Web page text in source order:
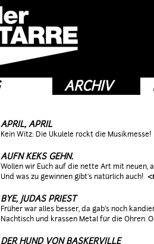
ARCHIV
APRIL, APRIL
Kein Witz: Die Ukulele rockt die Musikmesse!
AUFN KEKS GEHN.
Wollen wir Euch auf die nette Art mit neuen,
Und was zu gewinnen gibt's natürlich auch!
BYE, JUDAS PRIEST
Früher war alles besser, da gab's noch
Nachtisch und krassen Metal für die Ohren.
DER HUND VON BASKERVILLE